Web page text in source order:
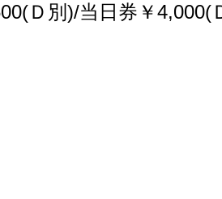
Ｄ別)/当日券￥4,000(